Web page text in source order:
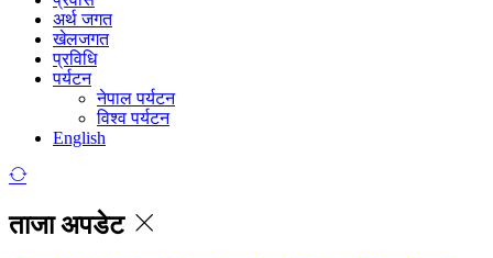
अर्थ जगत
खेलजगत
प्रविधि
पर्यटन
नेपाल पर्यटन
विश्व पर्यटन
English
ताजा अपडेट